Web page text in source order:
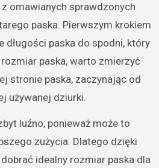
omawianych sprawdzonych
paska. Pierwszym krokiem
długości paska do spodni, który
paska, warto zmierzyć
stronie paska, zaczynając od
używanej dziurki.
luźno, ponieważ może to
zużycia. Dlatego dzięki
idealny rozmiar paska dla